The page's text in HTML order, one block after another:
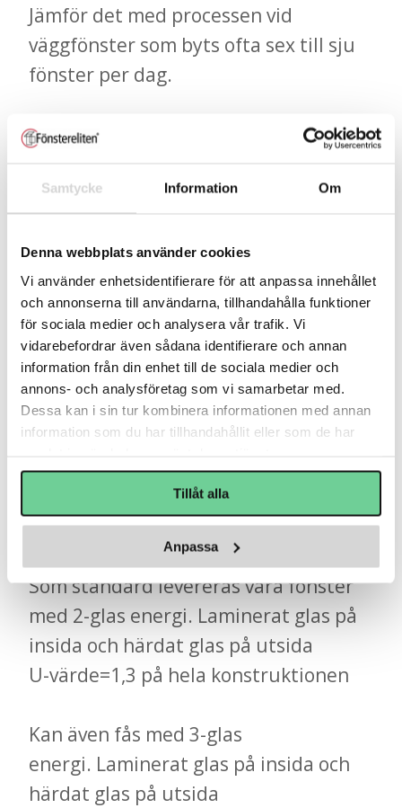
Samtycke Information Om
Denna webbplats använder cookies
Vi använder enhetsidentifierare för att anpassa innehållet
och annonserna till användarna, tillhandahålla funktioner
för sociala medier och analysera vår trafik. Vi
vidarebefordrar även sådana identifierare och annan
information från din enhet till de sociala medier och
annons- och analysföretag som vi samarbetar med.
Dessa kan i sin tur kombinera informationen med annan
information som du har tillhandahållit eller som de har
Tillåt alla
Anpassa
Jämför det med processen vid
väggfönster som byts ofta sex till sju
fönster per dag.
Teknisk information
Fönster
Velux som är marknadsledande i
Sverige på takfönster.
Invändigt är våra takfönster i Vit
Everfinish och grå
aluminiumbeklädnad utvändigt, 2-
glas isolerruta med energiglas
invändigt och härdat glas utvändigt.
Detta ger ett U-värde på 1,3 för hela
konstruktionen.
Som standard levereras våra fönster
med 2-glas energi. Laminerat glas på
insida och härdat glas på utsida
U-värde=1,3 på hela konstruktionen
Kan även fås med 3-glas
energi. Laminerat glas på insida och
härdat glas på utsida